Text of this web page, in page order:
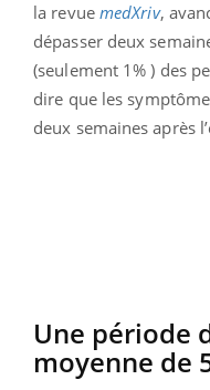
la revue medXriv,
dépasser deux
(seulement 1% ) des
dire que les
deux semaines après
Une période
moyenne de